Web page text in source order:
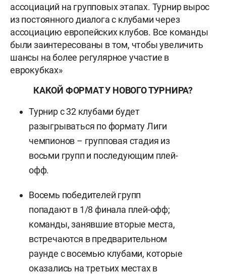
ассоциаций на групповых этапах. Турнир вырос
из постоянного диалога с клубами через
ассоциацию европейских клубов. Все команды
были заинтересованы в том, чтобы увеличить
шансы на более регулярное участие в
еврокубках»
КАКОЙ ФОРМАТ У НОВОГО ТУРНИРА?
Турнир с 32 клубами будет
разыгрываться по формату Лиги
чемпионов – групповая стадия из
восьми групп и последующим плей-
офф.
Восемь победителей групп
попадают в 1/8 финала плей-офф;
команды, занявшие вторые места,
встречаются в предварительном
раунде с восемью клубами, которые
оказались на третьих местах в